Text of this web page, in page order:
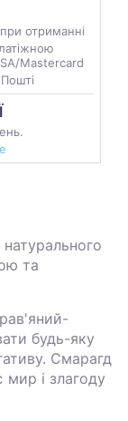
отриманні
Mastercard
та
будь-яку
Смарагд
мир і злагоду